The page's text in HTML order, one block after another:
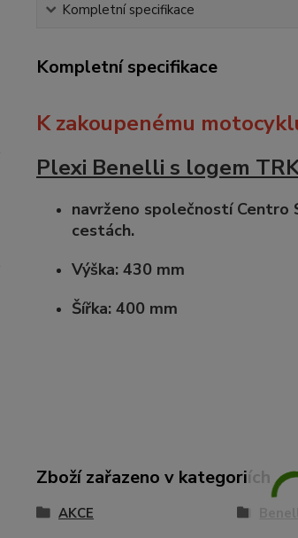
Kompletní specifikace
Kompletní specifikace
K zakoupenému
Plexi Benelli s logem
navrženo společností Centro
cestách.
Výška:430 mm
Šířka:400 mm
Zboží zařazeno v kategoriích
AKCE